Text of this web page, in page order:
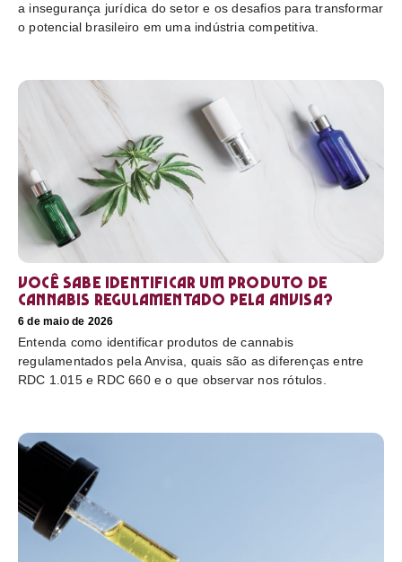
a insegurança jurídica do setor e os desafios para transformar
o potencial brasileiro em uma indústria competitiva.
Você sabe identificar um produto de
cannabis regulamentado pela Anvisa?
6 de maio de 2026
Entenda como identificar produtos de cannabis
regulamentados pela Anvisa, quais são as diferenças entre
RDC 1.015 e RDC 660 e o que observar nos rótulos.